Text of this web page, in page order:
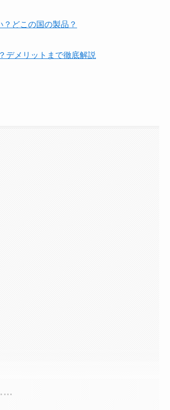
？どこの国の製品？
デメリットまで徹底解説